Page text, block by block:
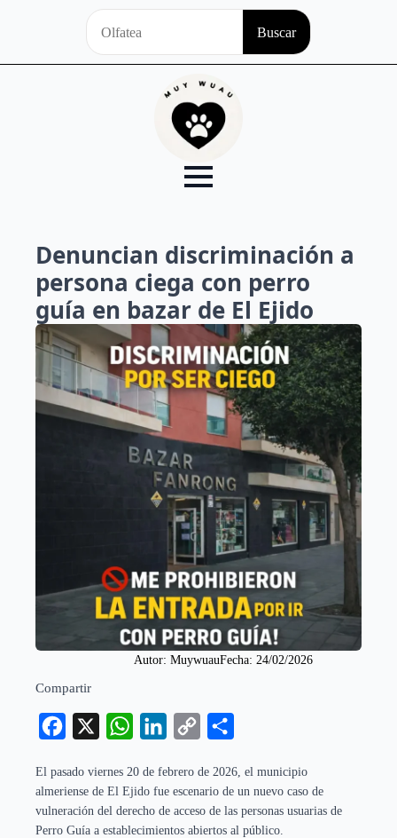
Buscar
Search
for:
Denuncian discriminación a
persona ciega con perro
guía en bazar de El Ejido
Autor: MuywuauFecha: 24/02/2026
Compartir
Facebook WhatsAppLinkedInCopy
El pasado viernes 20 de febrero de 2026, el municipio
almeriense de El Ejido fue escenario de un nuevo caso de
vulneración del derecho de acceso de las personas usuarias de
Perro Guía a establecimientos abiertos al público.